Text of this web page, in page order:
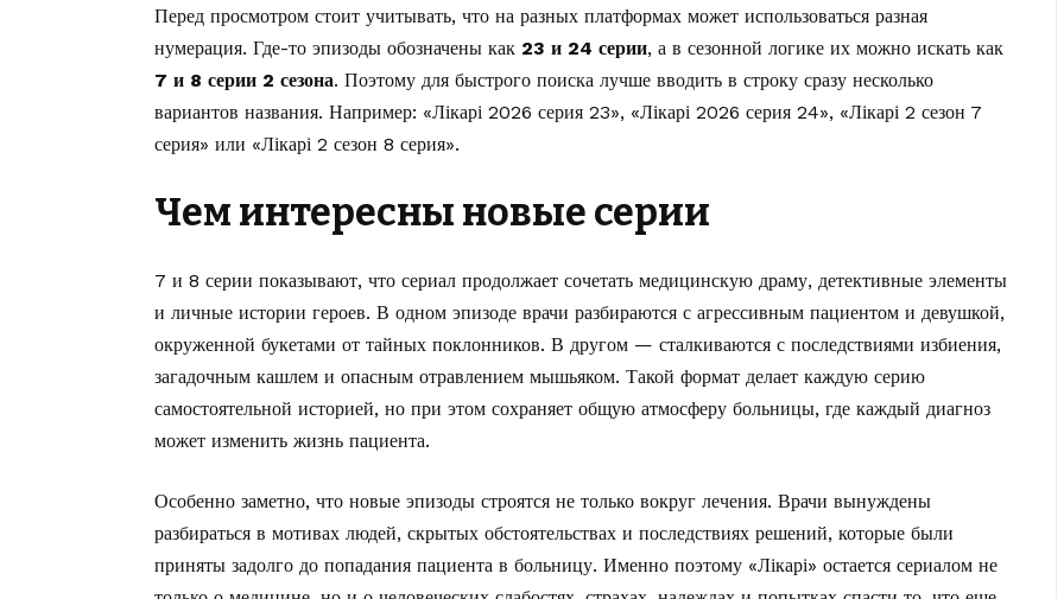
Перед просмотром стоит учитывать, что на разных платформах может использоваться разная
нумерация. Где-то эпизоды обозначены как 23 и 24 серии, а в сезонной логике их можно искать как
7 и 8 серии 2 сезона. Поэтому для быстрого поиска лучше вводить в строку сразу несколько
вариантов названия. Например: «Лікарі 2026 серия 23», «Лікарі 2026 серия 24», «Лікарі 2 сезон 7
серия» или «Лікарі 2 сезон 8 серия».
Чем интересны новые серии
7 и 8 серии показывают, что сериал продолжает сочетать медицинскую драму, детективные элементы
и личные истории героев. В одном эпизоде врачи разбираются с агрессивным пациентом и девушкой,
окруженной букетами от тайных поклонников. В другом — сталкиваются с последствиями избиения,
загадочным кашлем и опасным отравлением мышьяком. Такой формат делает каждую серию
самостоятельной историей, но при этом сохраняет общую атмосферу больницы, где каждый диагноз
может изменить жизнь пациента.
Особенно заметно, что новые эпизоды строятся не только вокруг лечения. Врачи вынуждены
разбираться в мотивах людей, скрытых обстоятельствах и последствиях решений, которые были
приняты задолго до попадания пациента в больницу. Именно поэтому «Лікарі» остается сериалом не